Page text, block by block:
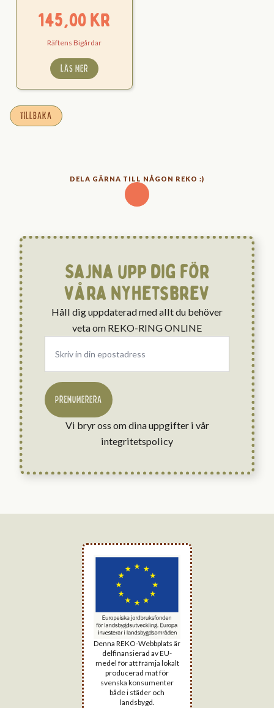
145,00kr
Räftens Bigårdar
LÄS MER
TILLBAKA
DELA GÄRNA TILL NÅGON REKO :)
Sajna upp dig för
våra nyhetsbrev
Håll dig uppdaterad med allt du behöver
veta om REKO-RING ONLINE
Email
PRENUMERERA
Vi bryr oss om dina uppgifter i vår
integritetspolicy
Denna REKO-Webbplats är
delfinansierad av EU-
medel för att främja lokalt
producerad mat för
svenska konsumenter
både i städer och
landsbygd.